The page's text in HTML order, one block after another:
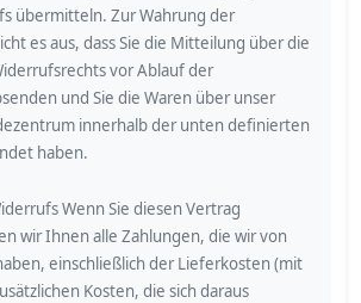
übermitteln. Zur Wahrung der
es aus, dass Sie die Mitteilung über die
vor Ablauf der
und Sie die Waren über unser
innerhalb der unten definierten
haben.
Wenn Sie diesen Vertrag
wir Ihnen alle Zahlungen, die wir von
einschließlich der Lieferkosten (mit
Kosten, die sich daraus